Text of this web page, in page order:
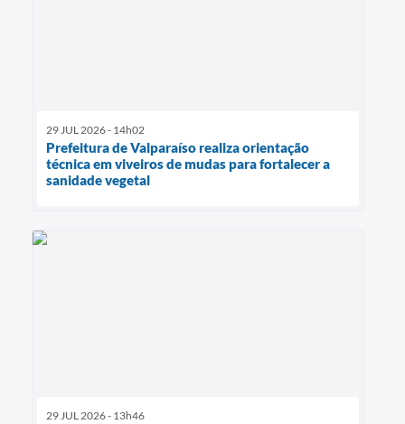
29 JUL 2026 - 14h02
Prefeitura de Valparaíso realiza orientação
técnica em viveiros de mudas para fortalecer a
sanidade vegetal
29 JUL 2026 - 13h46